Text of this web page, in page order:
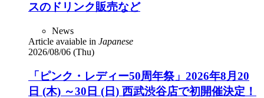
スのドリンク販売など
News
Article avaiable in Japanese
2026/08/06 (Thu)
「ピンク・レディー50周年祭」2026年8月20
日 (木) ～30日 (日) 西武渋谷店で初開催決定！